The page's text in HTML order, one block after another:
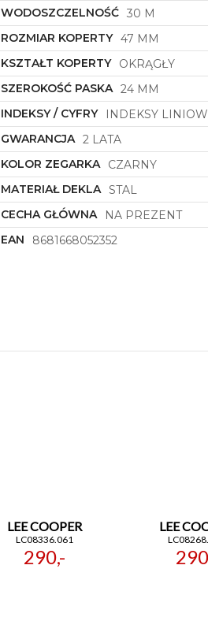
WODOSZCZELNOŚĆ 30 M
ROZMIAR KOPERTY 47 MM
KSZTAŁT KOPERTY
OKRĄGŁY
SZEROKOŚĆ PASKA 24 MM
INDEKSY / CYFRY
INDEKSY
GWARANCJA 2 LATA
KOLOR ZEGARKA
CZARNY
MATERIAŁ DEKLA STAL
CECHA GŁÓWNA
NA PREZENT
EAN
8681668052352
LEE COOPER
LC08336.061
290,-
LEE